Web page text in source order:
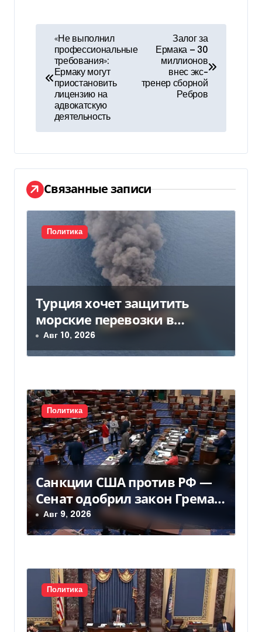
в
г
а
ц
и
я
з
а
п
с
я
м
«Не выполнил
профессиональные
требования»:
Ермаку могут
приостановить
лицензию на
адвокатскую
деятельность
Залог за
Ермака — 30
миллионов
внес экс-
тренер сборной
Ребров
Связанные записи
Политика
Турция хочет защитить
морские перевозки в
Черном море: предложение
отправили в Россию
Авг 10, 2026
Политика
Санкции США против РФ —
Сенат одобрил закон Грема
— Фокус
Авг 9, 2026
Политика